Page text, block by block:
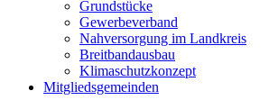
Grundstücke
Gewerbeverband
Nahversorgung im Landkreis
Breitbandausbau
Klimaschutzkonzept
Mitgliedsgemeinden